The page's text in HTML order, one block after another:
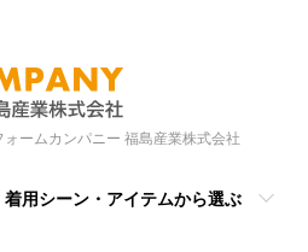
ームカンパニー 福島産業株式会社
着用シーン・アイテムから選ぶ